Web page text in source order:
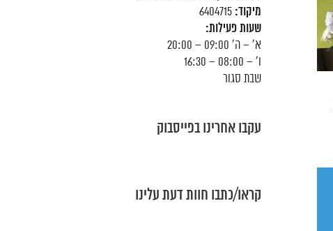
מיקוד: 6404715
שעות פעילות:
א' – ה' 09:00 – 20:00
ו' – 08:00 – 16:30
שבת סגור
עקבו אחרינו בפייסבוק
קראו/כתבו חוות דעת עלינו